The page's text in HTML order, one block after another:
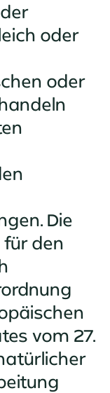
oder
oder
Die
für den
vom 27.